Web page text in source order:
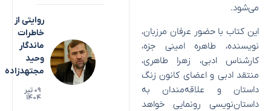
می‌شود.
این کتاب با حضور عرفان مرزبان،
نویسنده، طاهره امینی جزه،
کارشناس ادبی، زهرا طاهری،
منتقد ادبی و اعضای کانون زنگ
داستان و علاقه‌مندان به
داستان‌نویسی رونمایی خواهد
روایتی از
خاطرات
ماندگار
وحید
مجتهدزاده
۰۹ تیر
۱۴۰۴